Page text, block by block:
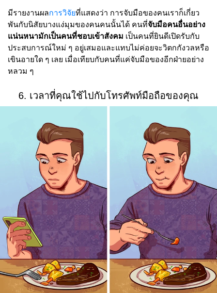
มีรายงานผลการวิจัยที่แสดงว่า การจับมือของคนเราก็เกี่ยว
พันกับนิสัยบางแง่มุมของคนคนนั้นได้ คนที่จับมือคนอื่นอย่าง
แน่นหนามักเป็นคนที่ชอบเข้าสังคม เป็นคนที่ยินดีเปิดรับกับ
ประสบการณ์ใหม่ ๆ อยู่เสมอและแทบไม่ค่อยจะวิตกกังวลหรือ
เขินอายใด ๆ เลย เมื่อเทียบกับคนที่แค่จับมือของอีกฝ่ายอย่าง
หลวม ๆ
6. เวลาที่คุณใช้ไปกับโทรศัพท์มือถือของคุณ